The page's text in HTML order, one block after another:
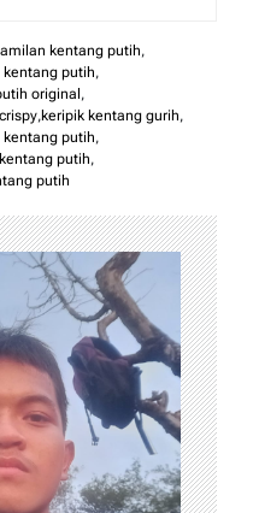
kentang putih,
kentang putih,
original ,
,keripik kentang gurih,
putih,
putih,
putih